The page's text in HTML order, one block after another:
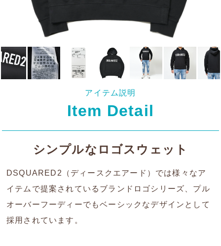
アイテム説明
Item Detail
シンプルなロゴスウェット
DSQUARED2（ディースクエアード）では様々なア
イテムで提案されているブランドロゴシリーズ、プル
オーバーフーディーでもベーシックなデザインとして
採用されています。